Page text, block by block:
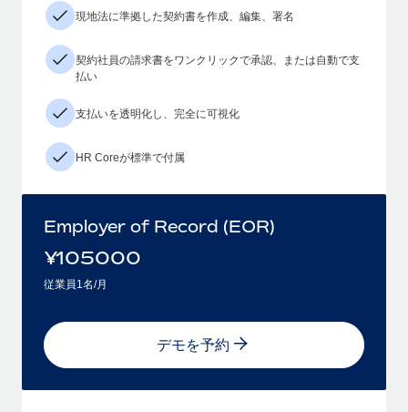
現地法に準拠した契約書を作成、編集、署名
契約社員の請求書をワンクリックで承認、または自動で支
払い
支払いを透明化し、完全に可視化
HR Coreが標準で付属
Employer of Record (EOR)
¥105000
従業員1名/月
デモを予約